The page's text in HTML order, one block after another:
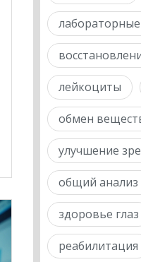
лейкоциты
обмен
улучшение
общий анализ
здоровье глаз
реабилитация